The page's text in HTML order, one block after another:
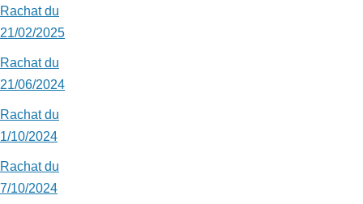
Rachat du
21/02/2025
Rachat du
21/06/2024
Rachat du
1/10/2024
Rachat du
7/10/2024